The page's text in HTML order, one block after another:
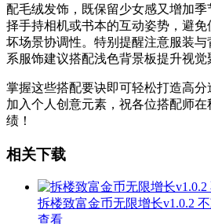
配毛绒发饰，既保留少女感又增加
择手持相机或书本的互动姿势，避
坏场景协调性。特别提醒注意服装
系服饰建议搭配浅色背景板提升视觉
掌握这些搭配要诀即可轻松打造高
加入个人创意元素，祝各位搭配师
绩！
相关下载
拆楼致富金币无限增长v1.0.2
查看